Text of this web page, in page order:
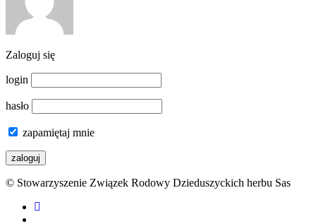
Zaloguj się
login
hasło
zapamiętaj mnie
© Stowarzyszenie Związek Rodowy Dzieduszyckich herbu Sas
facebook